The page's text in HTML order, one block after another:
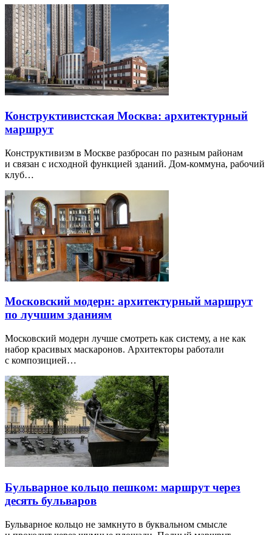
Конструктивистская Москва: архитектурный
маршрут
Конструктивизм в Москве разбросан по разным районам
и связан с исходной функцией зданий. Дом-коммуна, рабочий
клуб…
Московский модерн: архитектурный маршрут
по лучшим зданиям
Московский модерн лучше смотреть как систему, а не как
набор красивых маскаронов. Архитекторы работали
с композицией…
Бульварное кольцо пешком: маршрут через
десять бульваров
Бульварное кольцо не замкнуто в буквальном смысле